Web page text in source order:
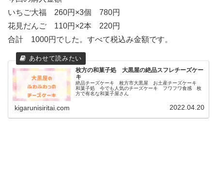
いちご大福 260円×3個 780円
花見だんご 110円×2本 220円
合計 1000円でした。すべて税込み金額です。
枚方の和菓子処 大黒屋の絶品スフレチーズケー
キ
絶品チーズケーキ 枚方市大黒屋 お土産チーズケーキ
和菓子処 今でも人気のチーズケーキ フワフワ食感 枚
方で有名な和菓子屋さん
kigarunisiritai.com 2022.04.20